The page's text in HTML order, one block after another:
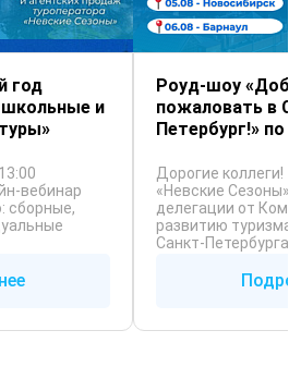
год
школьные и
вебинар
сборные,
Роуд-шоу
пожаловать в
Петербург!» по
Дорогие коллеги!
«Невские Сезоны»
делегации от
развитию туризма
Санкт‑Петербурга ...